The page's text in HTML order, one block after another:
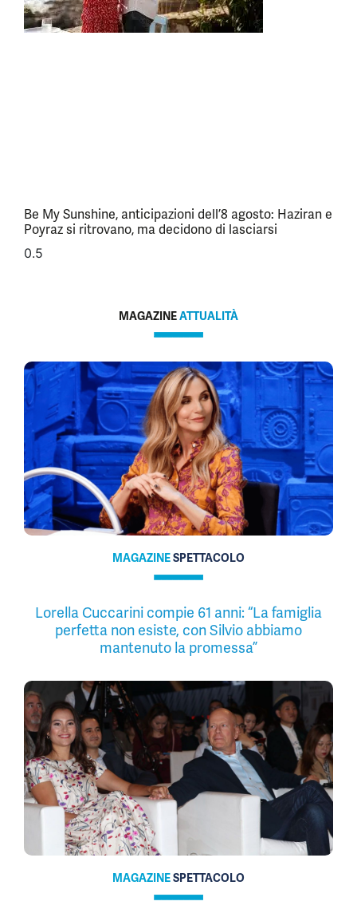
Be My Sunshine, anticipazioni dell’8 agosto: Haziran e
Poyraz si ritrovano, ma decidono di lasciarsi
MAGAZINEATTUALITÀ
MAGAZINESPETTACOLO
Lorella Cuccarini compie 61 anni: “La famiglia
perfetta non esiste, con Silvio abbiamo
mantenuto la promessa”
MAGAZINESPETTACOLO